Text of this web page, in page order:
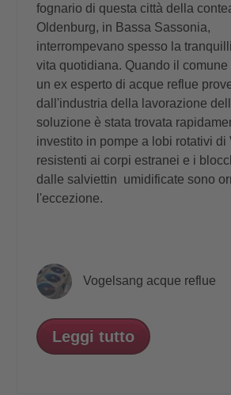
fognario di questa città della
Oldenburg, in Bassa Sassonia,
interrompevano spesso la
vita quotidiana. Quando il comune
un ex esperto di acque reflue
dall'industria della lavorazione
soluzione è stata trovata
investito in pompe a lobi rotativi di
resistenti ai corpi estranei e i
dalle salviettin umidificate sono
l'eccezione.
Vogelsang acque reflue
Leggi tutto